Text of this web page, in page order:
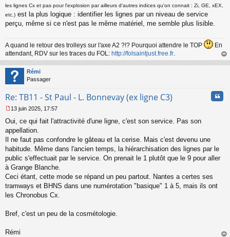
les lignes Cx et pas pour l'explosion par ailleurs d'autres indices qu'on connait : Zi, GE, xEX,
etc.) est la plus logique : identifier les lignes par un niveau de service
perçu, même si ce n'est pas le même matériel, me semble plus lisible.
A quand le retour des trolleys sur l'axe A2 ?!? Pourquoi attendre le TOP
En
attendant, RDV sur les traces du FOL: http://folsaintjust.free.fr.
au
Rémi
Passager
Re: TB11 - St Paul - L. Bonnevay (ex ligne C3)
e
s
s
a
g
e
n
o
n
u
13 juin 2025, 17:57
Oui, ce qui fait l'attractivité d'une ligne, c'est son service. Pas son
appellation.
Il ne faut pas confondre le gâteau et la cerise. Mais c'est devenu une
habitude. Même dans l'ancien temps, la hiérarchisation des lignes par le
public s'effectuait par le service. On prenait le 1 plutôt que le 9 pour aller
à Grange Blanche.
Ceci étant, cette mode se répand un peu partout. Nantes a certes ses
tramways et BHNS dans une numérotation "basique" 1 à 5, mais ils ont
les Chronobus Cx.
Bref, c'est un peu de la cosmétologie.
Rémi